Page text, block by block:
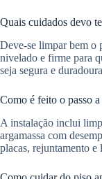
Quais cuidados devo
Deve-se limpar bem o
nivelado e firme para
seja segura e
Como é feito o passo
A instalação inclui
argamassa com
placas, rejuntamento e